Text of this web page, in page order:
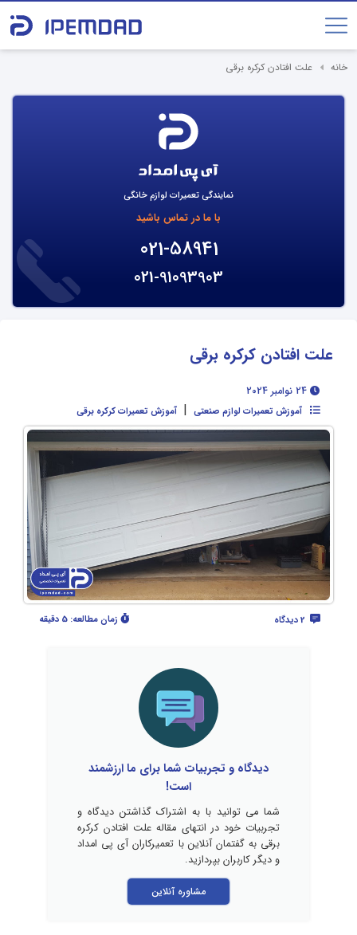
خانه علت افتادن کرکره برقی
نمایندگی تعمیرات لوازم خانگی
با ما در تماس باشید
021-58941
021-91093903
علت افتادن کرکره برقی
آموزش تعمیرات لوازم صنعتی | آموزش تعمیرات کرکره برقی
زمان مطالعه: 5 دقیقه
دیدگاه و تجربیات شما برای ما ارزشمند
است!
شما می توانید با به اشتراک گذاشتن دیدگاه و
تجربیات خود در انتهای مقاله علت افتادن کرکره
برقی به گفتمان آنلاین با تعمیرکاران آی پی امداد
و دیگر کاربران بپردازید.
مشاوره آنلاین